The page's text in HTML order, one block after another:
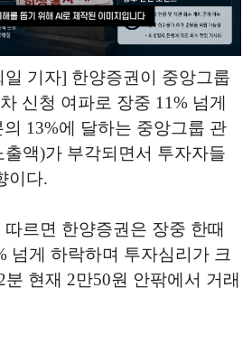
기자] 한양증권이 중앙그룹
신청 여파로 장중 11% 넘게
13%에 달하는 중앙그룹 관
액)가 부각되면서 투자자들
이다.
르면 한양증권은 장중 한때
넘게 하락하며 투자심리가 크
분 현재 2만50원 안팎에서 거래